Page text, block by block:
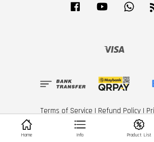
Facebook YouTube
Terms of Service | Refund Policy|
Home Info Product List